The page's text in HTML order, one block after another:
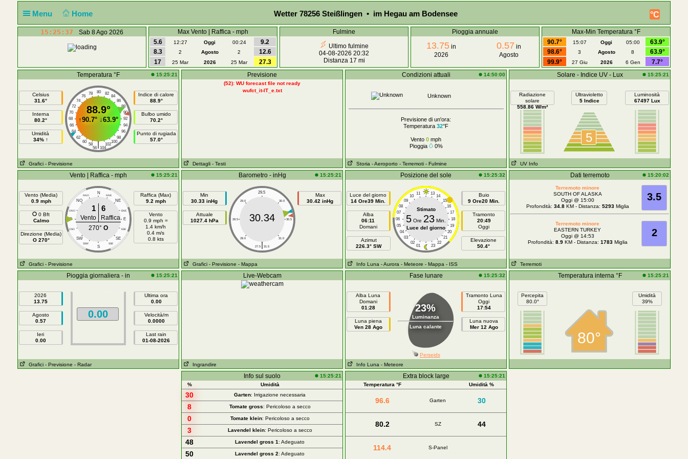
Menu Home °C
Wetter 78256 Steißlingen • im Hegau am Bodensee
15:25:37 Sab 8 Ago 2026
Max Vento | Raffica - mph
5.6
12:27 Oggi 00:24
9.2
8.3
2 Agosto 2
12.6
17
25 Mar 2026 25 Mar 27.3
Fulmine
Ultimo fulmine
04-08-2026 20:32
Distanza 17 mi
Pioggia annuale
13.75 in
2026
0.57 in
Agosto
Max-Min Temperatura °F
90.7°
15:07 Oggi 05:00
63.9°
98.6°
3 Agosto 8
63.9°
99.9°
27 Giu 2026 6 Gen
7.7°
Temperatura °F
15:25:21
Celsius
31.6°
Interna
80.2°
Umidità
34% ↑
80
78 82
76
84
74
86
72
88
70
90
68
92
66
94
64
96
62
98
60
100
58 102
|
56 104
88.9°
↑90.7° ↓63.9°
Indice di calore
88.9°
Bulbo umido
70.2°
Punto di rugiada
57.0°
Grafici - Previsione
Previsione
(52): WU forecast file not ready
wufct_it-IT_e.txt
Dettagli - Testi
Condizioni attuali 14:50:00
Unknown
Previsione di un'ora:
Temperatura 32°F
Vento 0 mph
Pioggia
0%
Storia - Aeroporto - Terremoti - Fulmine
Solare - Indice UV - Lux 15:25:21
Radiazione
solare
558.86 W/m²
Ultravioletto
5 Indice
5
Luminosità
67497 Lux
UV Info
Vento | Raffica - mph 15:25:21
Vento (Media)
0.9 mph
0 Bft
Calmo
Direzione (Media)
O 270°
N
NNO NNE
NO NE
ONO ENE
O E
OSO ESE
SW SE
SSW SSE
S
1 6
Vento
Raffica
270° O
Raffica (Max)
9.2 mph
Vento
0.9 mph =
1.4 km/h
0.4 m/s
0.8 kts
Grafici - Previsione
Barometro - inHg 15:25:21
Min
30.33 inHg
Attuale
1027.4 hPa
29.5
29.0 30.0
28.5 30.5
28.0 31.0
|
27.5 31.5
30.34
Max
30.42 inHg
Grafici - Previsione - Mappa
Posizione del sole 15:25:32
Luce del giorno
14 Ore39 Min.
Alba
06:11
Domani
Azimut
226.3° SW
11 13
10
14
09
15
08
16
07
17
06
18
05
19
04
20
03
21
02
22
01 23
Stimato
5 Ore 23 Min.
Luce del giorno
Buio
9 Ore20 Min.
Tramonto
20:49
Oggi
Elevazione
50.4°
Info Luna - Aurora - Meteore - Mappa - ISS
Dati terremoto 15:20:02
3.5
Terremoto minore
SOUTH OF ALASKA
Oggi @ 15:00
Profondità: 34.8KM - Distanza: 5293Miglia
2
Terremoto minore
EASTERN TURKEY
Oggi @ 14:53
Profondità: 8.9KM - Distanza: 1783Miglia
Terremoti
Pioggia giornaliera - in 15:25:21
2026
13.75
Agosto
0.57
Ieri
0.00
0.00
Ultima ora
0.00
Velocità/m
0.0000
Last rain
01-08-2026
Grafici - Previsione - Radar
Live-Webcam
Ingrandire
Fase lunare 15:25:32
Alba Luna
Domani
01:28
Luna piena
Ven 28 Ago
23%
Luminanza
Luna calante
Tramonto Luna
Oggi
17:54
Luna nuova
Mer 12 Ago
Perseids
Info Luna - Meteore
Temperatura interna °F 15:25:21
Percepita
80.0°
80°
Umidità
39%
Info sul suolo
15:25:21
%
Umidità
30 Garten: Irrigazione necessaria
8 Tomate gross: Pericoloso a secco
0 Tomate klein: Pericoloso a secco
3 Lavendel klein: Pericoloso a secco
48 Lavendel gross 1 : Adeguato
50 Lavendel gross 2: Adeguato
Extra block large
15:25:21
Temperatura °F
Umidità %
96.6 Garten 30
80.2 SZ 44
114.4 S-Panel